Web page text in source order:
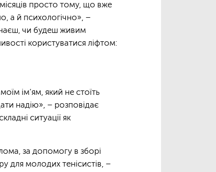
місяців просто тому, що вже
а й психологічно», –
чи будеш живим
користуватися ліфтом:
ім’ям, який не стоїть
надію», – розповідає
ситуації як
за допомогу в зборі
для молодих тенісистів, –